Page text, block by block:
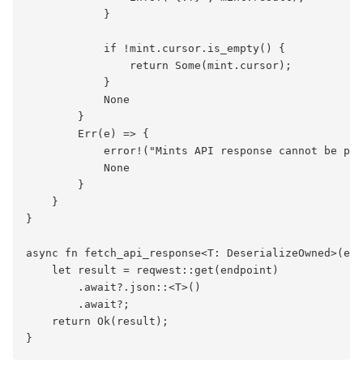
            }
            if !mint.cursor.is_empty() {
                return Some(mint.cursor);
            }
            None
        }
        Err(e) => {
error!("Mints API response cannot be
            None
        }
    }
}
async fn fetch_api_response<T:
    let result = reqwest::get(endpoint)
        .await?.json::<T>()
        .await?;
    return Ok(result);